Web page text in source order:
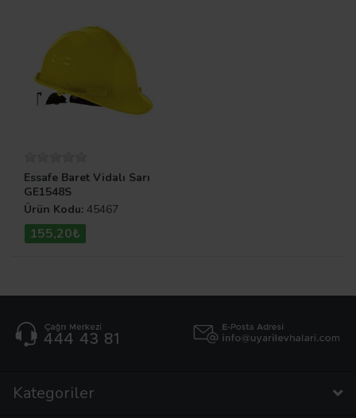
Essafe Baret Vidalı Sarı
GE1548S
Ürün Kodu: 45467
155,20₺
Kategoriler